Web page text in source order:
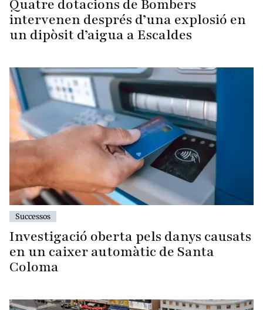
Quatre dotacions de Bombers
intervenen després d’una explosió en
un dipòsit d’aigua a Escaldes
Successos
Investigació oberta pels danys causats
en un caixer automàtic de Santa
Coloma